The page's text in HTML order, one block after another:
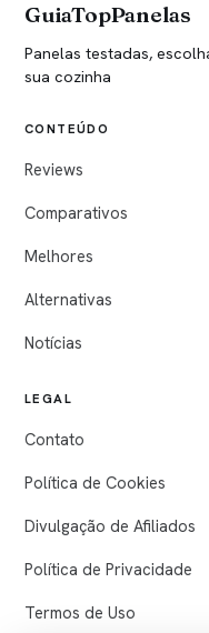
GuiaTopPanelas
Panelas testadas,
sua cozinha
CONTEÚDO
Reviews
Comparativos
Melhores
Alternativas
Notícias
LEGAL
Contato
Política de Cookies
Divulgação de Afiliados
Política de Privacidade
Termos de Uso